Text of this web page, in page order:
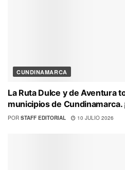
CUNDINAMARCA
La Ruta Dulce y de Aventura
municipios de Cundinamarca.
POR STAFF EDITORIAL 10 JULIO 2026